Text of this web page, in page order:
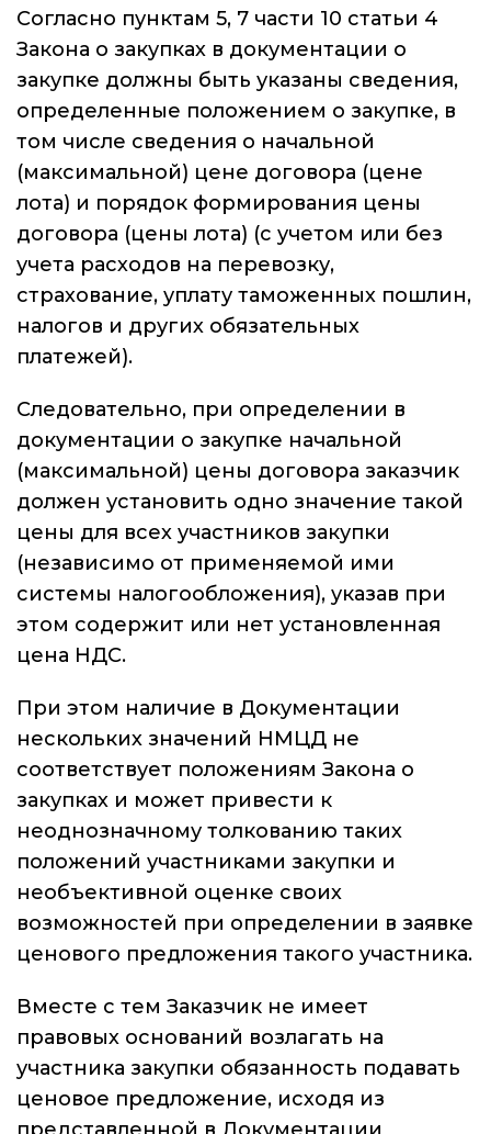
Согласно пунктам 5, 7 части 10 статьи 4
Закона о закупках в документации о
закупке должны быть указаны сведения,
определенные положением о закупке, в
том числе сведения о начальной
(максимальной) цене договора (цене
лота) и порядок формирования цены
договора (цены лота) (с учетом или без
учета расходов на перевозку,
страхование, уплату таможенных пошлин,
налогов и других обязательных
платежей).
Следовательно, при определении в
документации о закупке начальной
(максимальной) цены договора заказчик
должен установить одно значение такой
цены для всех участников закупки
(независимо от применяемой ими
системы налогообложения), указав при
этом содержит или нет установленная
цена НДС.
При этом наличие в Документации
нескольких значений НМЦД не
соответствует положениям Закона о
закупках и может привести к
неоднозначному толкованию таких
положений участниками закупки и
необъективной оценке своих
возможностей при определении в заявке
ценового предложения такого участника.
Вместе с тем Заказчик не имеет
правовых оснований возлагать на
участника закупки обязанность подавать
ценовое предложение, исходя из